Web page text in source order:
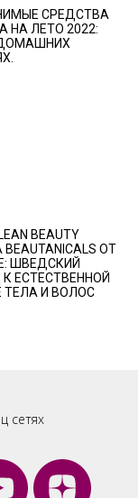
СРЕДСТВА
НА ЛЕТО 2022:
BEAUTY
ОТ
ШВЕДСКИЙ
ЕСТЕСТВЕННОЙ
ТЕЛА И ВОЛОС
сетях